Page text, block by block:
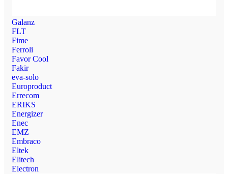
Galanz
FLT
Fime
Ferroli
Favor Cool
Fakir
eva-solo
Europroduct
Errecom
ERIKS
Energizer
Enec
EMZ
Embraco
Eltek
Elitech
Electron